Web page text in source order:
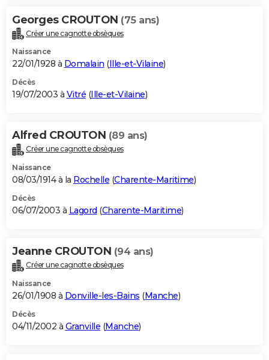
Georges CROUTON (75 ans)
Créer une cagnotte obsèques
Naissance
22/01/1928 à Domalain (Ille-et-Vilaine)
Décès
19/07/2003 à Vitré (Ille-et-Vilaine)
Alfred CROUTON (89 ans)
Créer une cagnotte obsèques
Naissance
08/03/1914 à la Rochelle (Charente-Maritime)
Décès
06/07/2003 à Lagord (Charente-Maritime)
Jeanne CROUTON (94 ans)
Créer une cagnotte obsèques
Naissance
26/01/1908 à Donville-les-Bains (Manche)
Décès
04/11/2002 à Granville (Manche)